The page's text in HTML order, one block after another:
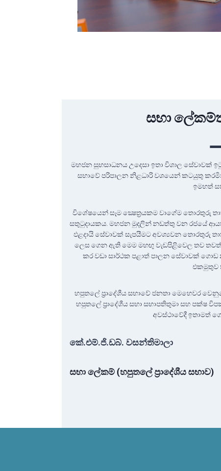
සභා
මහජන සුභසාධනය උදෙසා ඉතා විශාල සේවාවක්
සභාවේ පරිපාලන නිළධාරි වශයෙන් කටයුතු
ඉමහත්
විශේෂයෙන් සෑම ක්‍ෂෙත්‍රයකම වාගේම තොරතුරු
සතුටුදායකය. මහජන මුදලින් නඩත්තු වන රජයේ
ඵළදායි සේවාවක් සැපයීමට අවශ්‍යවන තොරතුරු
ලෙස ගෙන ඇති මෙම මහඟු වැඩපිළිවෙල තව තවත්
කර වඩා සාර්ථක පළාත් පාලන සේවාවක්
එකමුතුව
හපුතලේ ප්‍රාදේශීය සභාවේ ජනතා මෙහෙවර
හපුතලේ ප්‍රාදේශීය සභා සභාපතිතුමා සහ පක්ෂ
අවස්ථාවේදී ඉතාමත්
කේ.එම්.ජි.ඩබ්. වසන්තිමාලා
සභා ලේකම් (හපුතලේ ප්‍රාදේශීය සභාව)